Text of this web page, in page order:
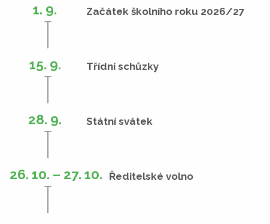
1. 9. Začátek školního roku 2026/27
15. 9. Třídní schůzky
28. 9. Státní svátek
26. 10. – 27. 10. Ředitelské volno